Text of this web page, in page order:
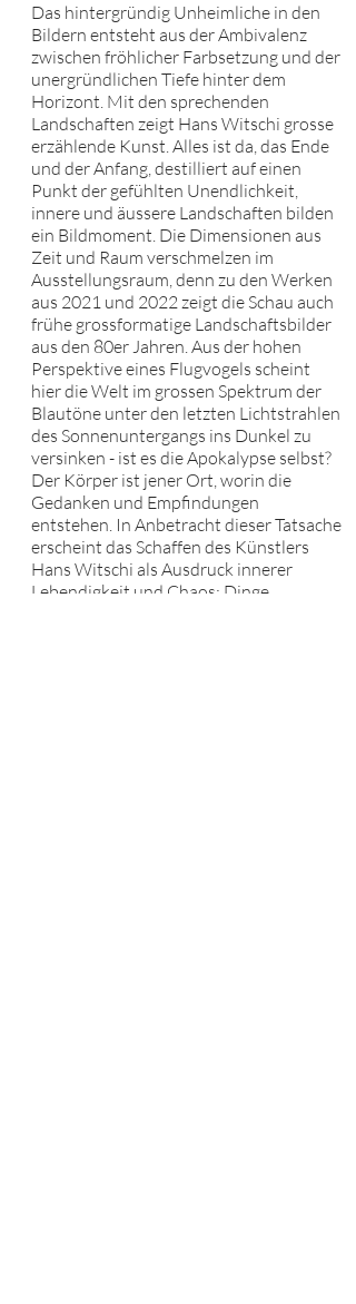
Das hintergründig Unheimliche in den
Bildern entsteht aus der Ambivalenz
zwischen fröhlicher Farbsetzung und der
unergründlichen Tiefe hinter dem
Horizont. Mit den sprechenden
Landschaften zeigt Hans Witschi grosse
erzählende Kunst. Alles ist da, das Ende
und der Anfang, destilliert auf einen
Punkt der gefühlten Unendlichkeit,
innere und äussere Landschaften bilden
ein Bildmoment. Die Dimensionen aus
Zeit und Raum verschmelzen im
Ausstellungsraum, denn zu den Werken
aus 2021 und 2022 zeigt die Schau auch
frühe grossformatige Landschaftsbilder
aus den 80er Jahren. Aus der hohen
Perspektive eines Flugvogels scheint
hier die Welt im grossen Spektrum der
Blautöne unter den letzten Lichtstrahlen
des Sonnenuntergangs ins Dunkel zu
versinken - ist es die Apokalypse selbst?
Der Körper ist jener Ort, worin die
Gedanken und Empfindungen
entstehen. In Anbetracht dieser Tatsache
erscheint das Schaffen des Künstlers
Hans Witschi als Ausdruck innerer
Lebendigkeit und Chaos: Dinge